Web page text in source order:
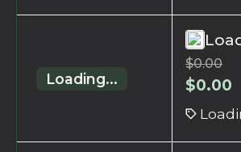
Loading...
$0.00
$0.00